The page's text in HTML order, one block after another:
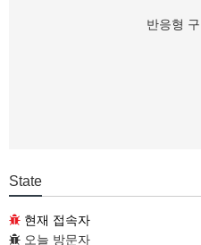
반응형
State
현재 접속자
오늘 방문자